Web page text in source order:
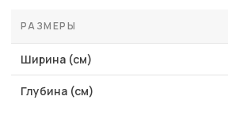
РАЗМЕРЫ
Ширина (см)
Глубина (см)